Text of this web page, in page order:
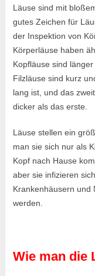
Läuse sind mit
gutes Zeichen für
der Inspektion von
Körperläuse haben
Kopfläuse sind
Filzläuse sind kurz
lang ist, und das
dicker als das erste.
Läuse stellen ein
man sie sich nur als
Kopf nach Hause
aber sie infizieren
Krankenhäusern und
werden.
Wie man die